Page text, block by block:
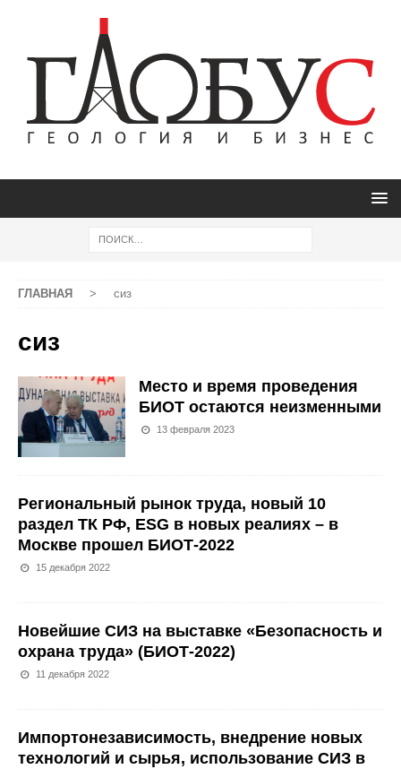
ГЛАВНАЯ > сиз
сиз
Место и время проведения
БИОТ остаются неизменными
13 февраля 2023
Региональный рынок труда, новый 10
раздел ТК РФ, ESG в новых реалиях – в
Москве прошел БИОТ-2022
15 декабря 2022
Новейшие СИЗ на выставке «Безопасность и
охрана труда» (БИОТ-2022)
11 декабря 2022
Импортонезависимость, внедрение новых
технологий и сырья, использование СИЗ в